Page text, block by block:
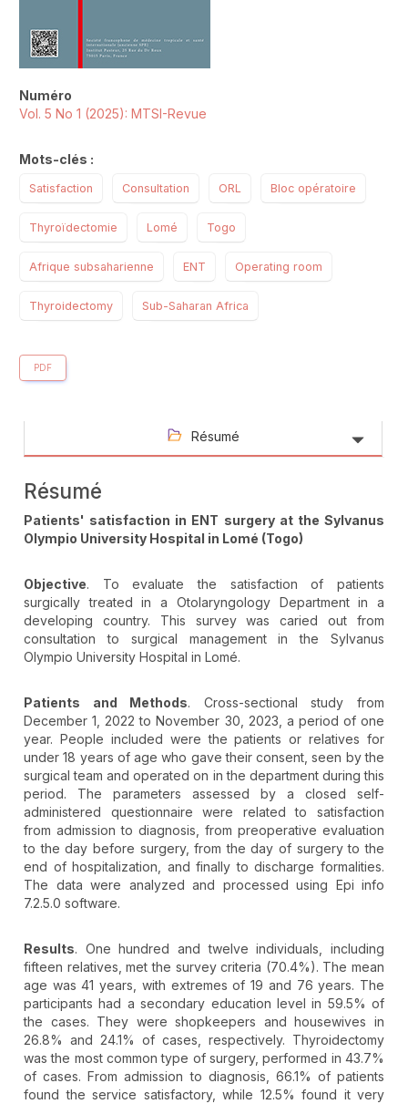
Numéro
Vol. 5 No 1 (2025): MTSI-Revue
Mots-clés :
Satisfaction Consultation ORL Bloc opératoire
Thyroïdectomie Lomé Togo
Afrique subsaharienne ENT Operating room
Thyroidectomy Sub-Saharan Africa
PDF
Résumé
Résumé
Patients' satisfaction in ENT surgery at the Sylvanus
Olympio University Hospital in Lomé (Togo)
Objective. To evaluate the satisfaction of patients
surgically treated in a Otolaryngology Department in a
developing country. This survey was caried out from
consultation to surgical management in the Sylvanus
Olympio University Hospital in Lomé.
Patients and Methods. Cross-sectional study from
December 1, 2022 to November 30, 2023, a period of one
year. People included were the patients or relatives for
under 18 years of age who gave their consent, seen by the
surgical team and operated on in the department during this
period. The parameters assessed by a closed self-
administered questionnaire were related to satisfaction
from admission to diagnosis, from preoperative evaluation
to the day before surgery, from the day of surgery to the
end of hospitalization, and finally to discharge formalities.
The data were analyzed and processed using Epi info
7.2.5.0 software.
Results. One hundred and twelve individuals, including
fifteen relatives, met the survey criteria (70.4%). The mean
age was 41 years, with extremes of 19 and 76 years. The
participants had a secondary education level in 59.5% of
the cases. They were shopkeepers and housewives in
26.8% and 24.1% of cases, respectively. Thyroidectomy
was the most common type of surgery, performed in 43.7%
of cases. From admission to diagnosis, 66.1% of patients
found the service satisfactory, while 12.5% found it very